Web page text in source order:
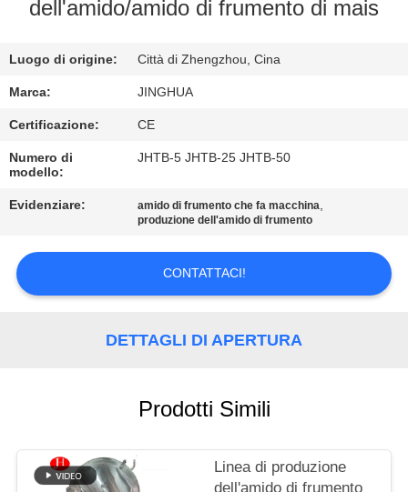
NOI
VISITA
ALLA
FABBRICA
CONTROLLO
DELLA
CONTATTACI
CHIEDI UN
PREVENTIVO
dell'amido/amido di frumento di mais
Luogo di origine: Città di Zhengzhou, Cina
Marca: JINGHUA
Certificazione: CE
Numero di
modello:
JHTB-5 JHTB-25 JHTB-50
Evidenziare: amido di frumento che fa macchina,
produzione dell'amido di frumento
CONTATTACI!
DETTAGLI DI APERTURA
Prodotti Simili
Linea di produzione
dell'amido di frumento